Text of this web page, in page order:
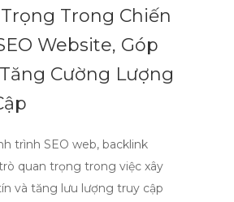
Trong Chiến
Website, Góp
Cường Lượng
trình SEO web, backlink
quan trọng trong việc xây
và tăng lưu lượng truy cập